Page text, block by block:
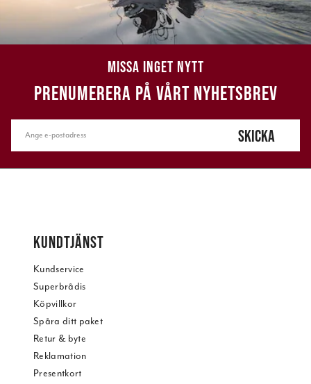
MISSA INGET NYTT
PRENUMERERA PÅ VÅRT NYHETSBREV
SKICKA
KUNDTJÄNST
Kundservice
Superbrådis
Köpvillkor
Spåra ditt paket
Retur & byte
Reklamation
Presentkort